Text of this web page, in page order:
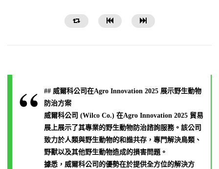
## 威爾科公司在Agro Innovation 2025 展示野生動物
防治方案
威爾科公司 (Wilco Co.) 在Agro Innovation 2025 貿易
展上展示了其專業的野生動物防治諮詢服務。該公司
致力於人類與野生動物的和諧共存，專門解決鳥類、
野獸以及其他野生動物造成的損害問題。
據悉，威爾科公司的優勢在於提供全方位的解決方